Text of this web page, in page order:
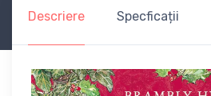
Descriere Specficații